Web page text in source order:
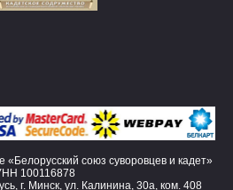
союз суворовцев и кадет»
100116878
г. Минск, ул. Калинина, 30а, ком. 408